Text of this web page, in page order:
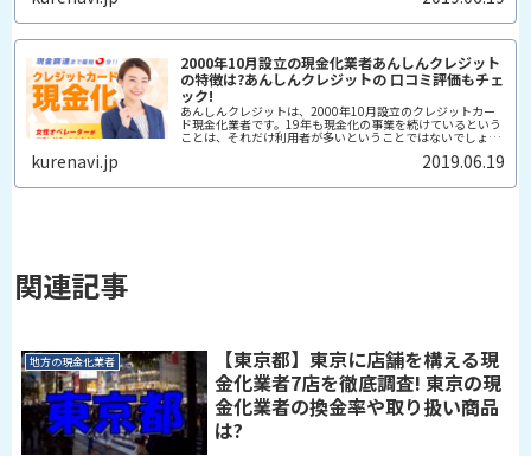
2000年10月設立の現金化業者あんしんクレジット
の特徴は?あんしんクレジットの 口コミ評価もチェ
ック!
あんしんクレジットは、2000年10月設立のクレジットカー
ド現金化業者です。19年も現金化の事業を続けているという
ことは、それだけ利用者が多いということではないでしょう
kurenavi.jp 2019.06.19
関連記事
地方の現金化業者
【東京都】東京に店舗を構える現
金化業者7店を徹底調査! 東京の現
金化業者の換金率や取り扱い商品
は?